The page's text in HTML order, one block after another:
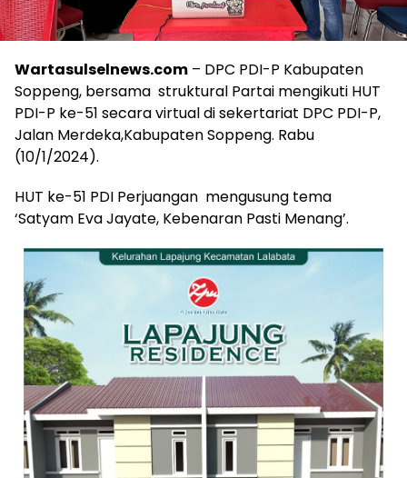
Wartasulselnews.com – DPC PDI-P Kabupaten
Soppeng, bersama struktural Partai mengikuti HUT
PDI-P ke-51 secara virtual di sekertariat DPC PDI-P,
Jalan Merdeka,Kabupaten Soppeng. Rabu
(10/1/2024).
HUT ke-51 PDI Perjuangan mengusung tema
‘Satyam Eva Jayate, Kebenaran Pasti Menang’.